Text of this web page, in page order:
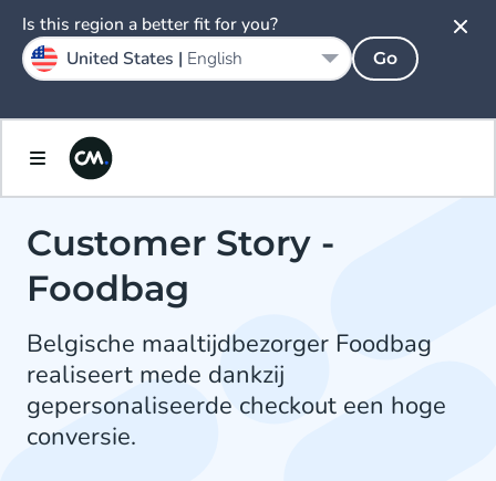
Customer Story -
Foodbag
Belgische maaltijdbezorger Foodbag
realiseert mede dankzij
gepersonaliseerde checkout een hoge
conversie.
Is this region a better fit for you?
United States | English Go